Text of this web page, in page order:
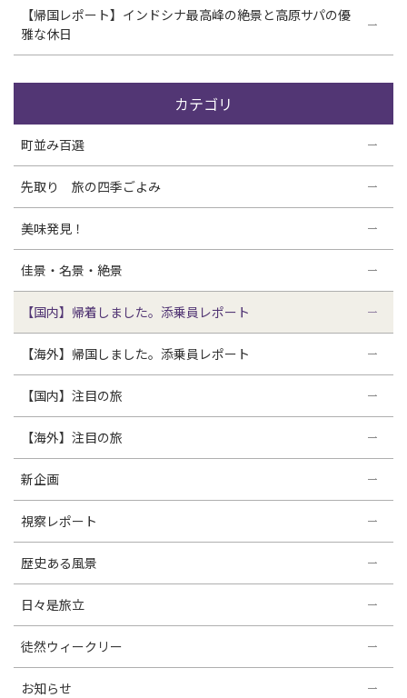
【帰国レポート】インドシナ最高峰の絶景と高原サパの優
雅な休日
カテゴリ
町並み百選
先取り 旅の四季ごよみ
美味発見！
佳景・名景・絶景
【国内】帰着しました。添乗員レポート
【海外】帰国しました。添乗員レポート
【国内】注目の旅
【海外】注目の旅
新企画
視察レポート
歴史ある風景
日々是旅立
徒然ウィークリー
お知らせ